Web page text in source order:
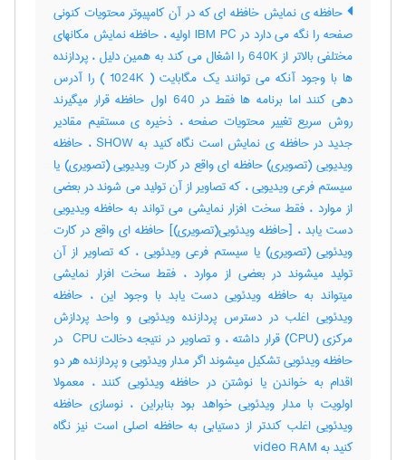
حافظه ی نمایش خافظه ای که در آن کامپیوتر محتویات کنونی
صفحه را نگه می دارد در IBM PC اولیه ، حافظه نمایش مکانهای
مختلفی بالاتر از 640K را اشغال می کند به همین دلیل ، پردازنده
ها با وجود آنکه می توانند یک مگابایت ( 1024K ) را آدرس
دهی کنند اما برنامه ها فقط در 640 اول حافظه قرار میگیرند
روش سریع تغییر محتویات صفحه ، ذخیره ی مستقیم مقادیر
جدید در حافظه ی نمایش است نگاه کنید به SHOW ، حافظه
ویدیویی (تصویری) حافظه ای واقع در کارت ویدیویی (تصویری) یا
سیستم فرعی ویدیویی ، که تصاویر از آن تولید می شوند در بعضی
از موارد ، فقط سخت افزار نمایشی می تواند به حافظه ویدیویی
دست یابد ، [حافظه ویدئویی(تصویری)] حافظه ای واقع در کارت
ویدئویی (تصویری) یا سیستم فرعی ویدئویی ، که تصاویر از آن
تولید میشوند در بعضی از موارد ، فقط سخت افزار نمایشی
میتواند به حافظه ویدئویی دست یابد با وجود این ، حافظه
ویدئویی اغلب در دسترس پردازنده ویدئویی و واحد پردازش
مرکزی (‎CPU) قرار داشته ، و تصاویر در نتیجه دخالت ‎ CPU در
حافظه ویدئویی تشکیل میشوند اگر مدار ویدئویی و پردازنده هر دو
اقدام به خواندن یا نوشتن در حافظه ویدئویی کنند ، معمولا
اولویت با مدار ویدئویی خواهد بود بنابراین ، نوسازی حافظه
ویدئویی اغلب کندتر از دستیابی به حافظه اصلی است نیز نگاه
کنید به ‎ video RAM